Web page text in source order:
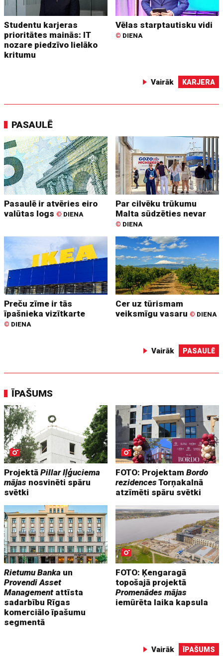
Studentu karjeras
prioritātes mainās: IT
nozare piedzīvo lielāko
kritumu
Vēlas starptautisku vidi
© DIENA
Vairāk KARJERA
PASAULĒ
Pasaulē ir atvēries eiro
valūtas logs © DIENA
Par cilvēku trūkumu
Malta sūdzēties nevar
© DIENA
Preču zīme ir tās
īpašnieka vizītkarte
© DIENA
Cer uz tūrismam
veiksmīgu vasaru © DIENA
Vairāk PASAULĒ
ĪPAŠUMS
ProjektāPillar Iļģuciema
mājas nosvinēti spāru
svētki
FOTO: ProjektamBordo
rezidencesTorņakalnā
atzīmēti spāru svētki
Rietumu Banka un
Provendi Asset
Management attīsta
sadarbību Rīgas
komerciālo īpašumu
segmentā
FOTO: Ķengaragā
topošajā projektā
Promenādes mājas
iemūrēta laika kapsula
Vairāk ĪPAŠUMS